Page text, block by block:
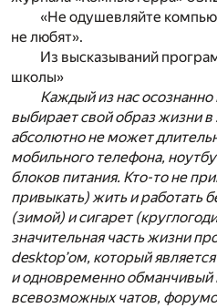
«Не одушевляйте
не любят».
Из высказываний
школы»
Каждый из нас осознанно
выбирает свой образ жизни
абсолютно не может
мобильного телефона,
блоков питания. Кто-то не
привыкать) жить и работать
(зимой) и сигарет
значительная часть жизни
desktop’ом, который
и одновременно
всевозможных чатов,